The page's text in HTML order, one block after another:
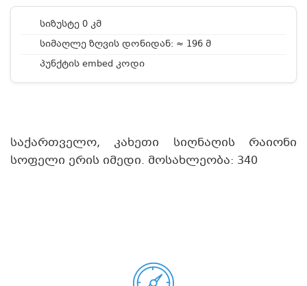
სიზუსტე 0 კმ
სიმაღლე ზღვის დონიდან: ≈ 196 მ
პუნქტის embed კოდი
საქართველო, კახეთი სიღნაღის რაიონი
სოფელი ერის იმედი. მოსახლეობა: 340